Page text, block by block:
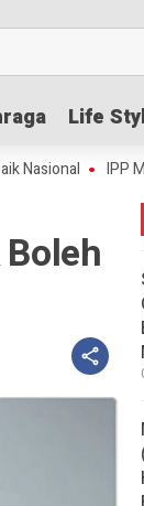
Life
Life
IPP Mencapai